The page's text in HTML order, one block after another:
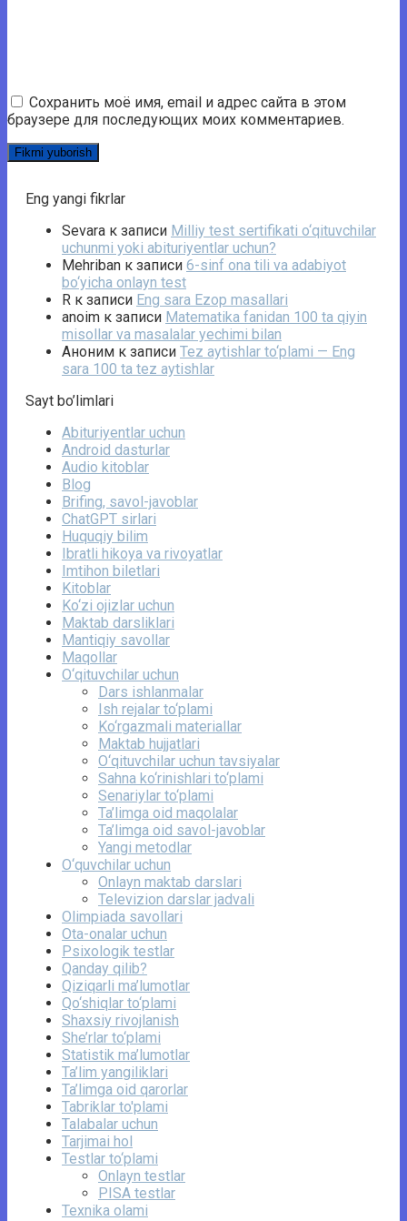
Сохранить моё имя, email и адрес сайта в этом
браузере для последующих моих комментариев.
Eng yangi fikrlar
Sevara к записи Milliy test sertifikati o‘qituvchilar
uchunmi yoki abituriyentlar uchun?
Mehriban к записи 6-sinf ona tili va adabiyot
bo‘yicha onlayn test
R к записи Eng sara Ezop masallari
anoim к записи Matematika fanidan 100 ta qiyin
misollar va masalalar yechimi bilan
Аноним к записи Tez aytishlar to‘plami — Eng
sara 100 ta tez aytishlar
Sayt bo’limlari
Abituriyentlar uchun
Android dasturlar
Audio kitoblar
Blog
Brifing, savol-javoblar
ChatGPT sirlari
Huquqiy bilim
Ibratli hikoya va rivoyatlar
Imtihon biletlari
Kitoblar
Ko‘zi ojizlar uchun
Maktab darsliklari
Mantiqiy savollar
Maqollar
O‘qituvchilar uchun
Dars ishlanmalar
Ish rejalar to‘plami
Ko‘rgazmali materiallar
Maktab hujjatlari
O‘qituvchilar uchun tavsiyalar
Sahna ko‘rinishlari to‘plami
Senariylar to‘plami
Ta’limga oid maqolalar
Ta’limga oid savol-javoblar
Yangi metodlar
O‘quvchilar uchun
Onlayn maktab darslari
Televizion darslar jadvali
Olimpiada savollari
Ota-onalar uchun
Psixologik testlar
Qanday qilib?
Qiziqarli ma’lumotlar
Qo‘shiqlar to‘plami
Shaxsiy rivojlanish
She’rlar to‘plami
Statistik ma’lumotlar
Ta’lim yangiliklari
Ta’limga oid qarorlar
Tabriklar to'plami
Talabalar uchun
Tarjimai hol
Testlar to‘plami
Onlayn testlar
PISA testlar
Texnika olami